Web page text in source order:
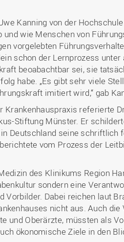
Kanning von der
wie Menschen von
vorgelebten
schon der Lernprozess unter
beoabachtbar sei, sie
habe. „Es gibt sehr viele
imitiert wird,“ gab
Krankenhauspraxis referierte
Stiftung Münster. Er
Deutschland seine schriftlich
vom Prozess der
des Klinikums Region
sondern eine
Vorbilder. Dabei reichen laut
nicht aus. Auch
und Oberärzte, müssten als
ökonomische Ziele in den